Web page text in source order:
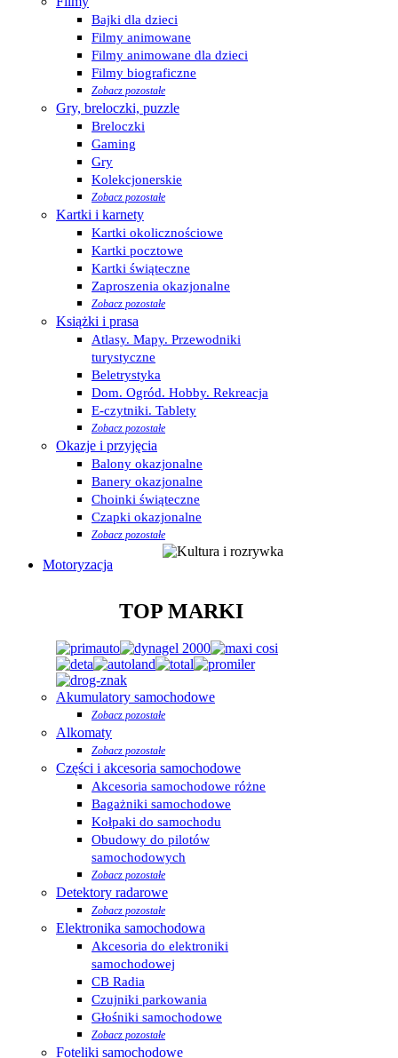
Bajki dla dzieci
Filmy animowane
Filmy animowane dla dzieci
Filmy biograficzne
Zobacz pozostałe
Gry, breloczki, puzzle
Breloczki
Gaming
Gry
Kolekcjonerskie
Zobacz pozostałe
Kartki i karnety
Kartki okolicznościowe
Kartki pocztowe
Kartki świąteczne
Zaproszenia okazjonalne
Zobacz pozostałe
Książki i prasa
Atlasy. Mapy. Przewodniki
turystyczne
Beletrystyka
Dom. Ogród. Hobby. Rekreacja
E-czytniki. Tablety
Zobacz pozostałe
Okazje i przyjęcia
Balony okazjonalne
Banery okazjonalne
Choinki świąteczne
Czapki okazjonalne
Zobacz pozostałe
Motoryzacja
TOP MARKI
Akumulatory samochodowe
Zobacz pozostałe
Alkomaty
Zobacz pozostałe
Części i akcesoria samochodowe
Akcesoria samochodowe różne
Bagażniki samochodowe
Kołpaki do samochodu
Obudowy do pilotów
samochodowych
Zobacz pozostałe
Detektory radarowe
Zobacz pozostałe
Elektronika samochodowa
Akcesoria do elektroniki
samochodowej
CB Radia
Czujniki parkowania
Głośniki samochodowe
Zobacz pozostałe
Foteliki samochodowe